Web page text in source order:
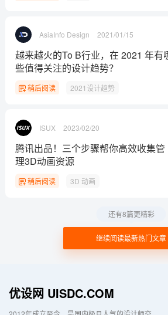
AsiaInfo Design 2021/01/15
越来越火的To B行业，在 2021 年有
些值得关注的设计趋势？
稍后阅读 2021设计趋势
ISUX 2023/02/20
腾讯出品！三个步骤帮你高效收集管
理3D动画资源
稍后阅读 3D 动画
继续阅读最新热门文章
还有8篇更精彩
优设网 UISDC.COM